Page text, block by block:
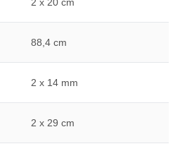
88,4 cm
2 x 14 mm
2 x 29 cm